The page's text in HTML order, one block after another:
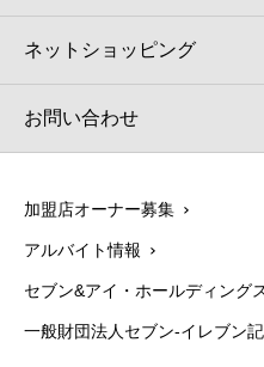
ネットショッピング
お問い合わせ
加盟店オーナー募集
アルバイト情報
セブン&アイ・ホールディング
一般財団法人セブン-イレブン